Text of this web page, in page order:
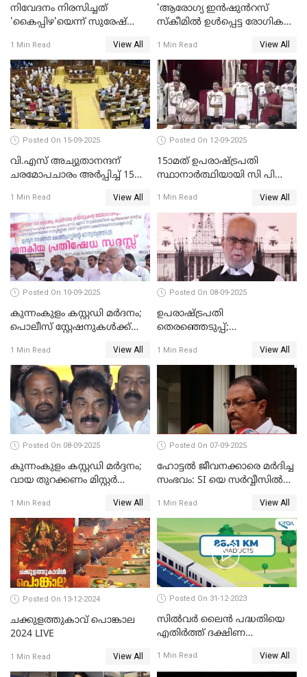
നിവേദനം നിരസിച്ചത്
'കൈപ്പിഴ'യെന്ന് സുരേഷ്
1 Min Read View All
'ആരോഗ്യ ഇൻഷുൻറസ്
സ്കീമിൽ ഉൾപ്പെട്ട രോഗികൾ
വാങ്ങി നൽകേണ്ട സാഹചര്യം
ഇല്ല'; വീണ ജോർജ് WATCH
VIDEO
1 Min Read View All
Posted On 15-09-2025
വി.എസ് അച്യുതാനന്ദന്
ചരമോപചാരം അർപ്പിച്ച് 15-ാം
സമ്മേളനത്തിന് തുടക്കം
WATCH VIDEO
1 Min Read View All
Posted On 12-09-2025
15ാമത് ഉപരാഷ്ട്രപതി
സ്ഥാനാര്‍ത്ഥിയായി സി പി
സത്യപ്രതിജ്ഞ ചെയ്തു
WATCH VIDEO
1 Min Read View All
Posted On 10-09-2025
കുന്നംകുളം കസ്റ്റഡി മര്‍ദനം;
പൊലീസ് സ്റ്റേഷനുകൾക്ക്
സദസ്സ്
1 Min Read View All
Posted On 08-09-2025
ഉപരാഷ്ട്രപതി
തെരഞ്ഞെടുപ്പ്;
സന്ദേശവുമായി ജസ്റ്റിസ് ബി.
1 Min Read View All
Posted On 08-09-2025
കുന്നംകുളം കസ്റ്റഡി മര്‍ദ്ദനം;
വായ തുറക്കണം മിസ്റ്റര്‍
വേണുഗോപാൽ
1 Min Read View All
Posted On 07-09-2025
ഹോട്ടൽ ജീവനക്കാരെ മർദിച്ച
സംഭവം: SI യെ സർവ്വീസിൽ
പി ഔസേപ്പ്
1 Min Read View All
Posted On 13-12-2024
ചക്കുളത്തുകാവ് പൊങ്കാല
2024 LIVE
1 Min Read View All
Posted On 31-12-2023
സില്‍വര്‍ ലൈന്‍ പദ്ധതിയെ
എതിര്‍ത്ത് ദക്ഷിണ
1 Min Read View All